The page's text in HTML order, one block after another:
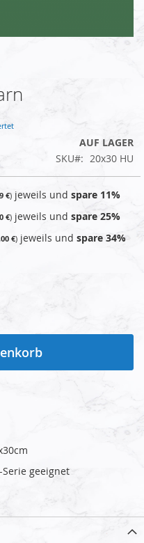
AUF LAGER
SKU
20x30 HU
€ jeweils und spare 11%
€ jeweils und spare 25%
€ jeweils und spare 34%
-Serie geeignet